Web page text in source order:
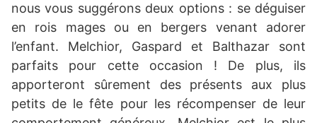
nous vous suggérons deux options : se déguiser
en rois mages ou en bergers venant adorer
l’enfant. Melchior, Gaspard et Balthazar sont
parfaits pour cette occasion ! De plus, ils
apporteront sûrement des présents aux plus
petits de le fête pour les récompenser de leur